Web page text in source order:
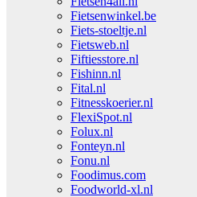
Fietsenwinkel.be
Fiets-stoeltje.nl
Fietsweb.nl
Fiftiesstore.nl
Fishinn.nl
Fital.nl
Fitnesskoerier.nl
FlexiSpot.nl
Folux.nl
Fonteyn.nl
Fonu.nl
Foodimus.com
Foodworld-xl.nl